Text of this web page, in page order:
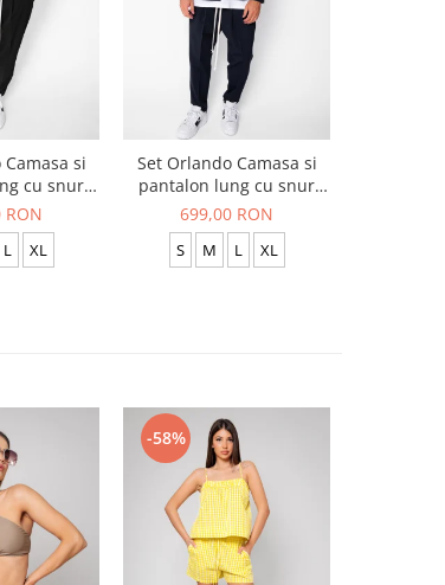
si
cu snur
Black
RON
L XL
Set Orlando Camasa si
pantalon lung cu snur
Premium Navy
699,00 RON
S M L XL
-58%